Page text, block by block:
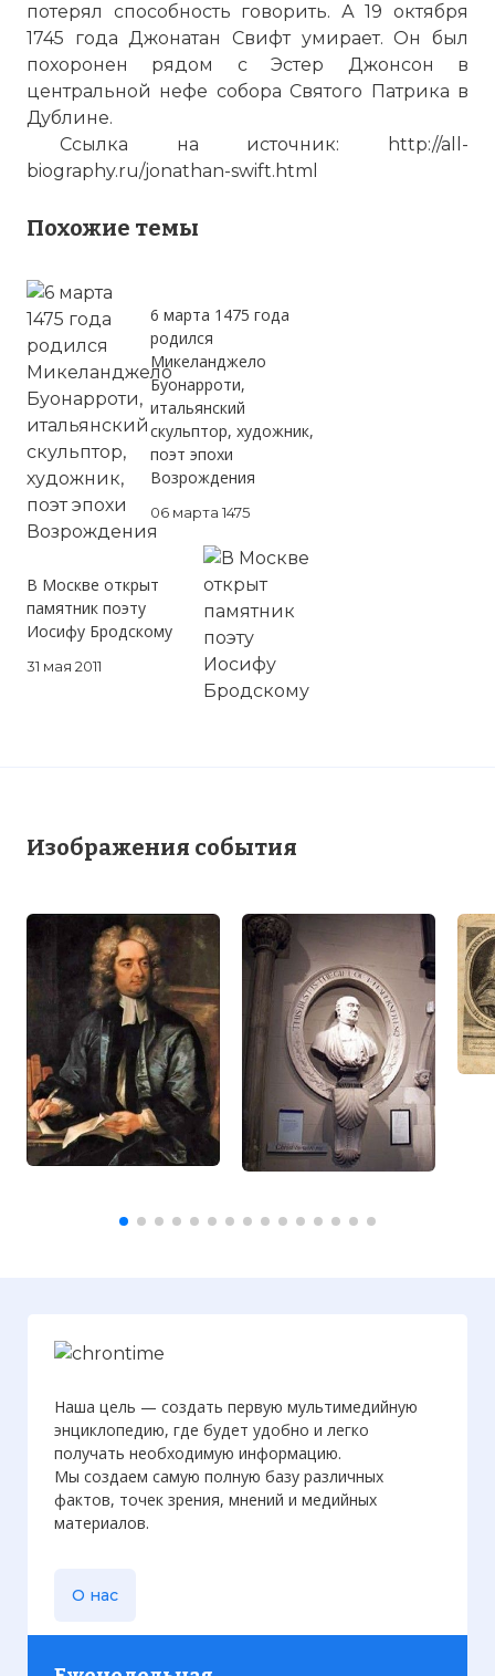
потерял способность говорить. А 19 октября
1745 года Джонатан Свифт умирает. Он был
похоронен рядом с Эстер Джонсон в
центральной нефе собора Святого Патрика в
Дублине.
Ссылка на источник: http://all-
biography.ru/jonathan-swift.html
Похожие темы
6 марта 1475 года
родился
Микеланджело
Буонарроти,
итальянский
скульптор, художник,
поэт эпохи
Возрождения
06 марта 1475
В Москве открыт
памятник поэту
Иосифу Бродскому
31 мая 2011
Изображения события
Наша цель — создать первую мультимедийную
энциклопедию, где будет удобно и легко
получать необходимую информацию.
Мы создаем самую полную базу различных
фактов, точек зрения, мнений и медийных
материалов.
О нас